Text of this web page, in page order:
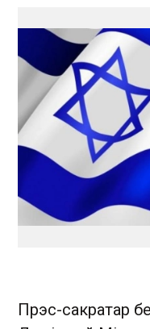
Прэс-сакратар